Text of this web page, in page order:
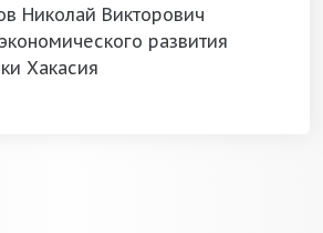
Николай Викторович
развития
Хакасия